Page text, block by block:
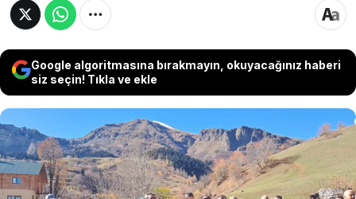
Google algoritmasına bırakmayın, okuyacağınız haberi
siz seçin! Tıkla ve ekle
Artvin’in Şavşat ilçesine bağlı Bazgiret köyünde
yapılması planlanan maden projesi, köylülerin
tepkisine neden oldu. Lidya ve Erkan Madencilik